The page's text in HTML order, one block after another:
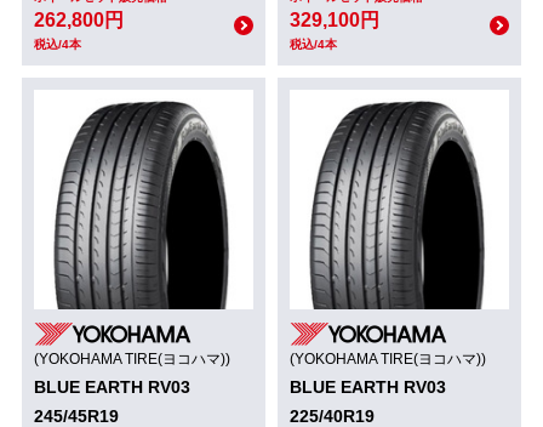
262,800円
税込/4本
329,100円
税込/4本
(YOKOHAMA TIRE(ヨコハマ))
BLUE EARTH RV03
245/45R19
(YOKOHAMA TIRE(ヨコハマ))
BLUE EARTH RV03
225/40R19